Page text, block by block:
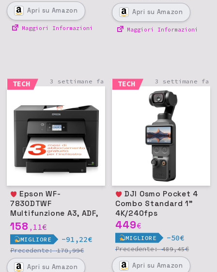
Apri su Amazon
Maggiori Informazioni
Apri su Amazon
Maggiori Informazioni
TECH 3 settimane fa
7830DTWF
Multifunzione A3, ADF,
Fax
158 , 11€
MIGLIORE -91,22€
Precedente:170,99€
Apri su Amazon
TECH 3 settimane fa
DJI Osmo Pocket 4
Combo Standard 1"
4K/240fps
449€
MIGLIORE -50€
Precedente:489,45€
Apri su Amazon